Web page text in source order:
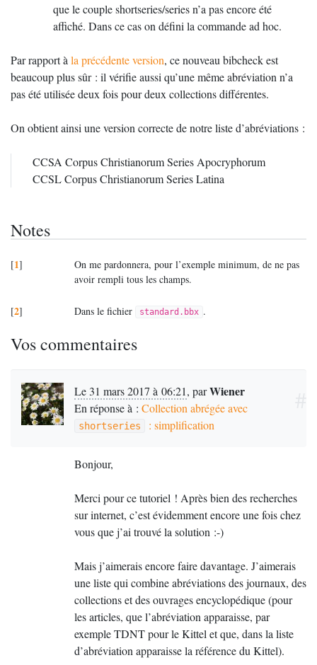
que le couple shortseries/series n’a pas encore été
affiché. Dans ce cas on défini la commande ad hoc.
Par rapport à la précédente version, ce nouveau bibcheck est
beaucoup plus sûr : il vérifie aussi qu’une même abréviation n’a
pas été utilisée deux fois pour deux collections différentes.
On obtient ainsi une version correcte de notre liste d’abréviations :
CCSA Corpus Christianorum Series Apocryphorum
CCSLCorpus Christianorum Series Latina
Notes
[1]
On me pardonnera, pour l’exemple minimum, de ne pas
avoir rempli tous les champs.
[2] Dans le fichier standard.bbx .
Vos commentaires
Le 31 mars 2017 à 06:21, parWiener
En réponse à : Collection abrégée avec
shortseries : simplification
Bonjour,
Merci pour ce tutoriel ! Après bien des recherches
sur internet, c’est évidemment encore une fois chez
vous que j’ai trouvé la solution :-)
Mais j’aimerais encore faire davantage. J’aimerais
une liste qui combine abréviations des journaux, des
collections et des ouvrages encyclopédique (pour
les articles, que l’abréviation apparaisse, par
exempleTDNTpour le Kittel et que, dans la liste
d’abréviation apparaisse la référence du Kittel).